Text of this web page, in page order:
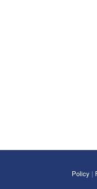
Policy |